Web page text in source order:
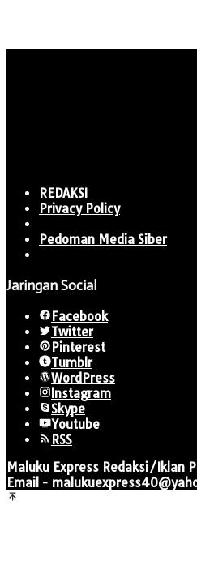
REDAKSI
Privacy Policy
Pedoman Media Siber
Jaringan Social
Facebook
Twitter
Pinterest
Tumblr
WordPress
Instagram
Skype
Youtube
RSS
Maluku Express Redaksi/Iklan
Email -